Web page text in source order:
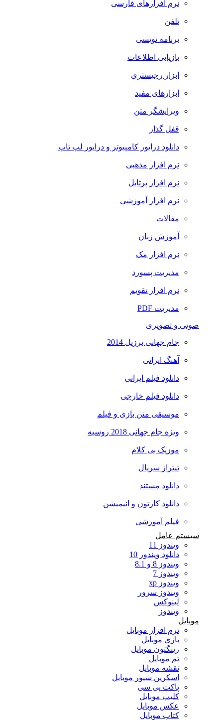
نرم افزارهای فارسی
برنامه نویسی
بازیابی اطلاعات
ابزار رجیستری
ابزارهای مفید
ویرایشگر متن
قفل گذار
دانلود درایور کامپیوتر و درایور لپ تاپ
نرم افزار مذهبی
نرم افزار پرتابل
نرم افزار آموزشی
مقالات
آموزش زبان
نرم افزار مک
مدیریت پسورد
نرم افزار تقویم
مدیریت PDF
و تصویری
جام جهانی برزیل 2014
آهنگ ایرانی
دانلود فیلم ایرانی
دانلود فیلم خارجی
موسیقی متن بازی و فیلم
ویژه جام جهانی 2018 روسیه
موزیک بی کلام
تیتراژ سریال
دانلود مستند
دانلود کارتون و انیمیشن
فیلم آموزشی
عامل
ویندوز 11
دانلود ویندوز 10
ویندوز 8 و 8.1
ویندوز 7
ویندوز xp
ویندوز سرور
لینوکس
نرم افزار موبایل
بازی موبایل
رینگتون موبایل
تم موبایل
نقشه موبایل
اسکرین سیور موبایل
پاکت پی سی
کلیپ موبایل
عکس موبایل
کتاب موبایل